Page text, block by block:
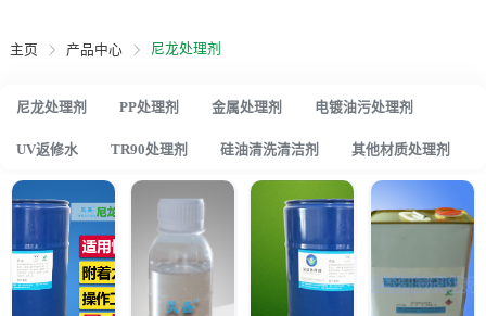
主页 产品中心 尼龙处理剂
尼龙处理剂 PP处理剂 金属处理剂 电镀油污处理剂
UV返修水 TR90处理剂 硅油清洗清洁剂 其他材质处理剂